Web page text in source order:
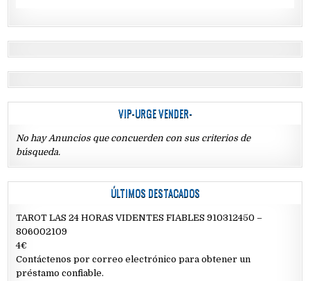
VIP-URGE VENDER-
No hay Anuncios que concuerden con sus criterios de
búsqueda.
ÚLTIMOS DESTACADOS
TAROT LAS 24 HORAS VIDENTES FIABLES 910312450 –
806002109
4€
Contáctenos por correo electrónico para obtener un
préstamo confiable.